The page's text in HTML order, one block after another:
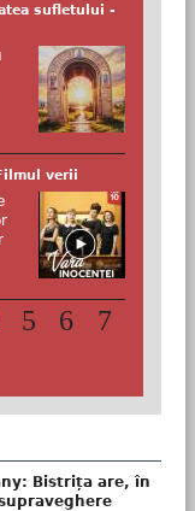
sufletului -
verii
5 6
7
Bistrița are, în